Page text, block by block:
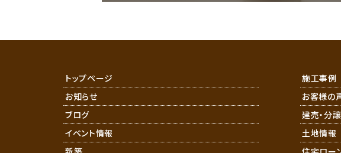
トップページ
お知らせ
ブログ
イベント情報
施工事例
お客様の
建売・分譲
土地情報